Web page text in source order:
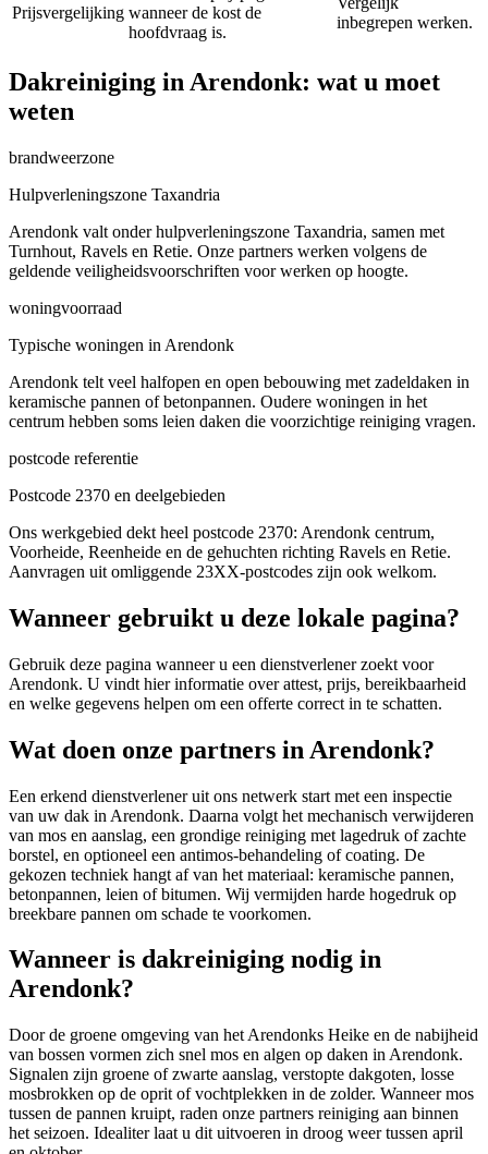
Prijsvergelijking wanneer de kost de
hoofdvraag is.
inbegrepen werken.
Dakreiniging in Arendonk: wat u moet
weten
brandweerzone
Hulpverleningszone Taxandria
Arendonk valt onder hulpverleningszone Taxandria, samen met
Turnhout, Ravels en Retie. Onze partners werken volgens de
geldende veiligheidsvoorschriften voor werken op hoogte.
woningvoorraad
Typische woningen in Arendonk
Arendonk telt veel halfopen en open bebouwing met zadeldaken in
keramische pannen of betonpannen. Oudere woningen in het
centrum hebben soms leien daken die voorzichtige reiniging vragen.
postcode referentie
Postcode 2370 en deelgebieden
Ons werkgebied dekt heel postcode 2370: Arendonk centrum,
Voorheide, Reenheide en de gehuchten richting Ravels en Retie.
Aanvragen uit omliggende 23XX-postcodes zijn ook welkom.
Wanneer gebruikt u deze lokale pagina?
Gebruik deze pagina wanneer u een dienstverlener zoekt voor
Arendonk. U vindt hier informatie over attest, prijs, bereikbaarheid
en welke gegevens helpen om een offerte correct in te schatten.
Wat doen onze partners in Arendonk?
Een erkend dienstverlener uit ons netwerk start met een inspectie
van uw dak in Arendonk. Daarna volgt het mechanisch verwijderen
van mos en aanslag, een grondige reiniging met lagedruk of zachte
borstel, en optioneel een antimos-behandeling of coating. De
gekozen techniek hangt af van het materiaal: keramische pannen,
betonpannen, leien of bitumen. Wij vermijden harde hogedruk op
breekbare pannen om schade te voorkomen.
Wanneer is dakreiniging nodig in
Arendonk?
Door de groene omgeving van het Arendonks Heike en de nabijheid
van bossen vormen zich snel mos en algen op daken in Arendonk.
Signalen zijn groene of zwarte aanslag, verstopte dakgoten, losse
mosbrokken op de oprit of vochtplekken in de zolder. Wanneer mos
tussen de pannen kruipt, raden onze partners reiniging aan binnen
het seizoen. Idealiter laat u dit uitvoeren in droog weer tussen april